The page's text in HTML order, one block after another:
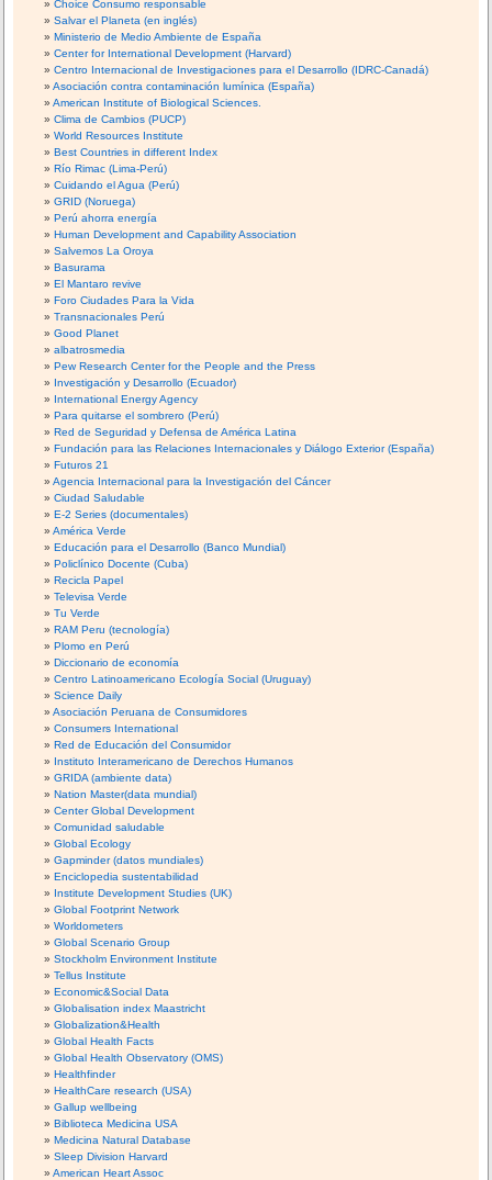
Choice Consumo responsable
Salvar el Planeta (en inglés)
Ministerio de Medio Ambiente de España
Center for International Development (Harvard)
Centro Internacional de Investigaciones para el Desarrollo (IDRC-Canadá)
Asociación contra contaminación lumínica (España)
American Institute of Biological Sciences.
Clima de Cambios (PUCP)
World Resources Institute
Best Countries in different Index
Río Rimac (Lima-Perú)
Cuidando el Agua (Perú)
GRID (Noruega)
Perú ahorra energía
Human Development and Capability Association
Salvemos La Oroya
Basurama
El Mantaro revive
Foro Ciudades Para la Vida
Transnacionales Perú
Good Planet
albatrosmedia
Pew Research Center for the People and the Press
Investigación y Desarrollo (Ecuador)
International Energy Agency
Para quitarse el sombrero (Perú)
Red de Seguridad y Defensa de América Latina
Fundación para las Relaciones Internacionales y Diálogo Exterior (España)
Futuros 21
Agencia Internacional para la Investigación del Cáncer
Ciudad Saludable
E-2 Series (documentales)
América Verde
Educación para el Desarrollo (Banco Mundial)
Policlínico Docente (Cuba)
Recicla Papel
Televisa Verde
Tu Verde
RAM Peru (tecnología)
Plomo en Perú
Diccionario de economía
Centro Latinoamericano Ecología Social (Uruguay)
Science Daily
Asociación Peruana de Consumidores
Consumers International
Red de Educación del Consumidor
Instituto Interamericano de Derechos Humanos
GRIDA (ambiente data)
Nation Master(data mundial)
Center Global Development
Comunidad saludable
Global Ecology
Gapminder (datos mundiales)
Enciclopedia sustentabilidad
Institute Development Studies (UK)
Global Footprint Network
Worldometers
Global Scenario Group
Stockholm Environment Institute
Tellus Institute
Economic&Social Data
Globalisation index Maastricht
Globalization&Health
Global Health Facts
Global Health Observatory (OMS)
Healthfinder
HealthCare research (USA)
Gallup wellbeing
Biblioteca Medicina USA
Medicina Natural Database
Sleep Division Harvard
American Heart Assoc